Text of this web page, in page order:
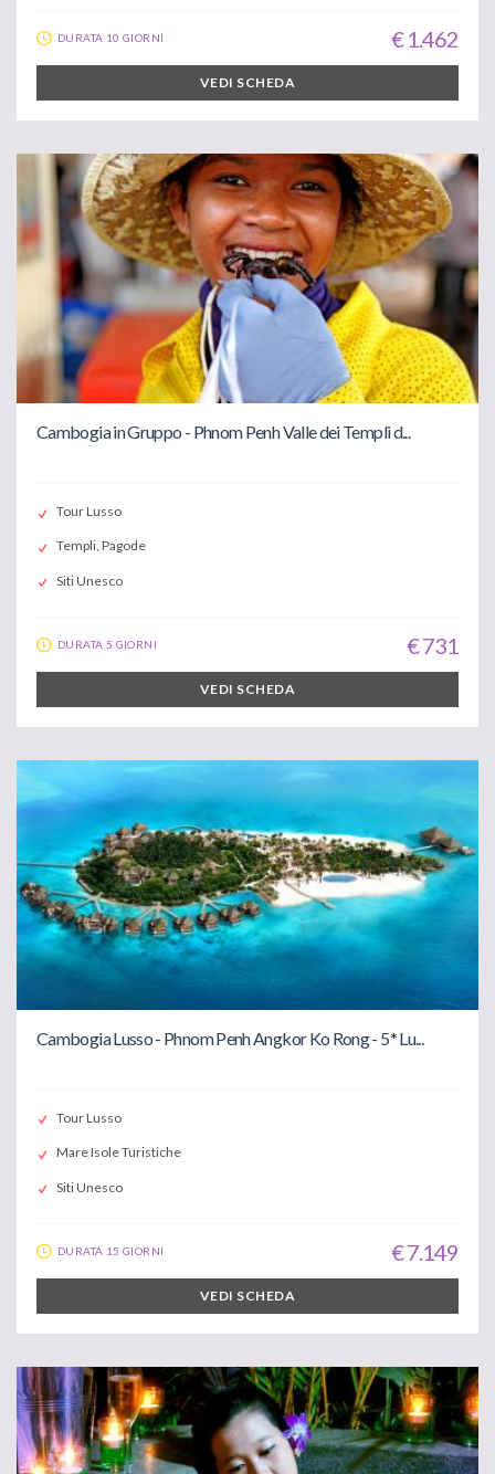
DURATA 10 GIORNI € 1.462
VEDI SCHEDA
Cambogia in Gruppo - Phnom Penh Valle dei Templi d...
Tour Lusso
Templi, Pagode
Siti Unesco
DURATA 5 GIORNI € 731
VEDI SCHEDA
Cambogia Lusso - Phnom Penh Angkor Ko Rong - 5* Lu...
Tour Lusso
Mare Isole Turistiche
Siti Unesco
DURATA 15 GIORNI € 7.149
VEDI SCHEDA